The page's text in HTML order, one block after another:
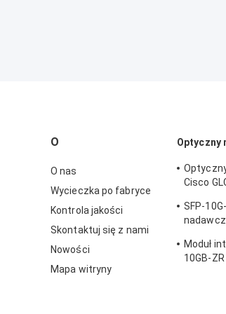
O
O nas
Wycieczka po fabryce
Kontrola jakości
Skontaktuj się z nami
Nowości
Mapa witryny
Optyczny
Cisco
SFP-
Moduł
10GB-